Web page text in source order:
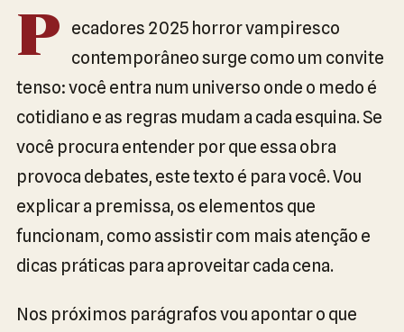
P
ecadores 2025 horror vampiresco
contemporâneo surge como um convite
tenso: você entra num universo onde o medo é
cotidiano e as regras mudam a cada esquina. Se
você procura entender por que essa obra
provoca debates, este texto é para você. Vou
explicar a premissa, os elementos que
funcionam, como assistir com mais atenção e
dicas práticas para aproveitar cada cena.
Nos próximos parágrafos vou apontar o que